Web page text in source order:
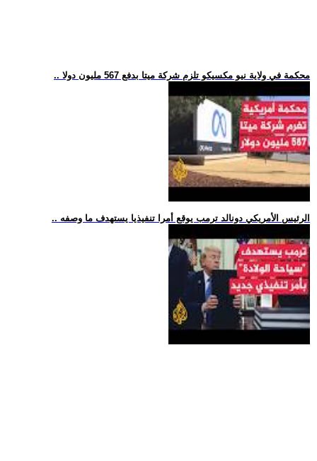
.. محكمة في ولاية نيو مكسيكو تلزم شركة ميتا بدفع 567 مليون دولا
.. الرئيس الأمريكي دونالد ترمب يوقع أمرا تنفيذيا يستهدف ما وصفه